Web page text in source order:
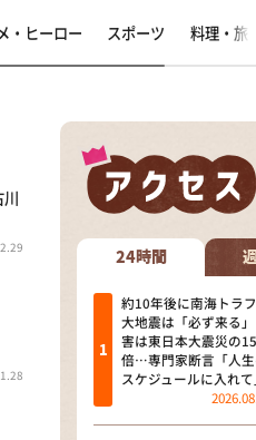
なるみ・岡
相席食堂
これ余談な
～人生密着
～ やすと
探偵！ナイ
・ヒーロー スポーツ 料理・旅
24時間
約10年後に南海トラ
大地震は「必ず来る
害は東日本大震災の15
倍…専門家断言「人
スケジュールに入れて